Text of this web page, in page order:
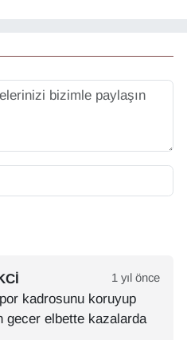
1 yıl önce
kadrosunu koruyup
gecer elbette kazalarda